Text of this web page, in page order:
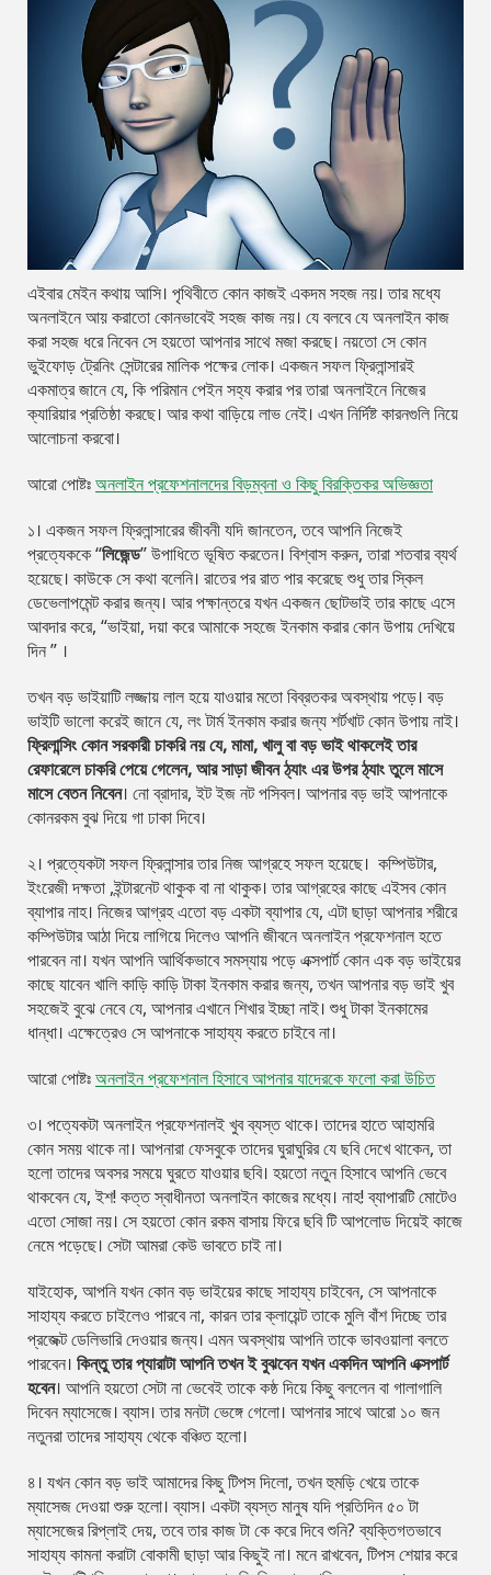
এইবার মেইন কথায় আসি। পৃথিবীতে কোন কাজই একদম সহজ নয়। তার মধ্যে
অনলাইনে আয় করাতো কোনভাবেই সহজ কাজ নয়। যে বলবে যে অনলাইন কাজ
করা সহজ ধরে নিবেন সে হয়তো আপনার সাথে মজা করছে। নয়তো সে কোন
ভুইফোড় ট্রেনিং সেন্টারের মালিক পক্ষের লোক। একজন সফল ফ্রিলান্সারই
একমাত্র জানে যে, কি পরিমান পেইন সহ্য করার পর তারা অনলাইনে নিজের
ক্যারিয়ার প্রতিষ্ঠা করছে। আর কথা বাড়িয়ে লাভ নেই। এখন নির্দিষ্ট কারনগুলি নিয়ে
আলোচনা করবো।
আরো পোষ্টঃঅনলাইন প্রফেশনালদের বিড়ম্বনা ও কিছু বিরক্তিকর অভিজ্ঞতা
১। একজন সফল ফ্রিলান্সারের জীবনী যদি জানতেন, তবে আপনি নিজেই
প্রত্যেককে “লিজেন্ড” উপাধিতে ভূষিত করতেন। বিশ্বাস করুন, তারা শতবার ব্যর্থ
হয়েছে। কাউকে সে কথা বলেনি। রাতের পর রাত পার করেছে শুধু তার স্কিল
ডেভেলাপমেন্ট করার জন্য। আর পক্ষান্তরে যখন একজন ছোটভাই তার কাছে এসে
আবদার করে, “ভাইয়া, দয়া করে আমাকে সহজে ইনকাম করার কোন উপায় দেখিয়ে
দিন ” ।
তখন বড় ভাইয়াটি লজ্জায় লাল হয়ে যাওয়ার মতো বিব্রতকর অবস্থায় পড়ে। বড়
ভাইটি ভালো করেই জানে যে, লং টার্ম ইনকাম করার জন্য শর্টখাট কোন উপায় নাই।
ফ্রিলান্সিং কোন সরকারী চাকরি নয় যে, মামা, খালু বা বড় ভাই থাকলেই তার
রেফারেলে চাকরি পেয়ে গেলেন, আর সাড়া জীবন ঠ্যাং এর উপর ঠ্যাং তুলে মাসে
মাসে বেতন নিবেন। নো ব্রাদার, ইট ইজ নট পসিবল। আপনার বড় ভাই আপনাকে
কোনরকম বুঝ দিয়ে গা ঢাকা দিবে।
২। প্রত্যেকটা সফল ফ্রিলান্সার তার নিজ আগ্রহে সফল হয়েছে। কম্পিউটার,
ইংরেজী দক্ষতা ,ইন্টারনেট থাকুক বা না থাকুক। তার আগ্রহের কাছে এইসব কোন
ব্যাপার নাহ। নিজের আগ্রহ এতো বড় একটা ব্যাপার যে, এটা ছাড়া আপনার শরীরে
কম্পিউটার আঠা দিয়ে লাগিয়ে দিলেও আপনি জীবনে অনলাইন প্রফেশনাল হতে
পারবেন না। যখন আপনি আর্থিকভাবে সমস্যায় পড়ে এক্সপার্ট কোন এক বড় ভাইয়ের
কাছে যাবেন খালি কাড়ি কাড়ি টাকা ইনকাম করার জন্য, তখন আপনার বড় ভাই খুব
সহজেই বুঝে নেবে যে, আপনার এখানে শিখার ইচ্ছা নাই। শুধু টাকা ইনকামের
ধান্ধা। এক্ষেত্রেও সে আপনাকে সাহায্য করতে চাইবে না।
আরো পোষ্টঃঅনলাইন প্রফেশনাল হিসাবে আপনার যাদেরকে ফলো করা উচিত
৩। পত্যেকটা অনলাইন প্রফেশনালই খুব ব্যস্ত থাকে। তাদের হাতে আহামরি
কোন সময় থাকে না। আপনারা ফেসবুকে তাদের ঘুরাঘুরির যে ছবি দেখে থাকেন, তা
হলো তাদের অবসর সময়ে ঘুরতে যাওয়ার ছবি। হয়তো নতুন হিসাবে আপনি ভেবে
থাকবেন যে, ইশ! কত্ত স্বাধীনতা অনলাইন কাজের মধ্যে। নাহ! ব্যাপারটি মোটেও
এতো সোজা নয়। সে হয়তো কোন রকম বাসায় ফিরে ছবি টি আপলোড দিয়েই কাজে
নেমে পড়েছে। সেটা আমরা কেউ ভাবতে চাই না।
যাইহোক, আপনি যখন কোন বড় ভাইয়ের কাছে সাহায্য চাইবেন, সে আপনাকে
সাহায্য করতে চাইলেও পারবে না, কারন তার ক্লায়েন্ট তাকে মুলি বাঁশ দিচ্ছে তার
প্রজেক্ট ডেলিভারি দেওয়ার জন্য। এমন অবস্থায় আপনি তাকে ভাবওয়ালা বলতে
পারবেন। কিন্তু তার প্যারাটা আপনি তখন ই বুঝবেন যখন একদিন আপনি এক্সপার্ট
হবেন। আপনি হয়তো সেটা না ভেবেই তাকে কষ্ঠ দিয়ে কিছু বললেন বা গালাগালি
দিবেন ম্যাসেজে। ব্যাস। তার মনটা ভেঙ্গে গেলো। আপনার সাথে আরো ১০ জন
নতুনরা তাদের সাহায্য থেকে বঞ্চিত হলো।
৪। যখন কোন বড় ভাই আমাদের কিছু টিপস দিলো, তখন হুমড়ি খেয়ে তাকে
ম্যাসেজ দেওয়া শুরু হলো। ব্যাস। একটা ব্যস্ত মানুষ যদি প্রতিদিন ৫০ টা
ম্যাসেজের রিপ্লাই দেয়, তবে তার কাজ টা কে করে দিবে শুনি? ব্যক্তিগতভাবে
সাহায্য কামনা করাটা বোকামী ছাড়া আর কিছুই না। মনে রাখবেন, টিপস শেয়ার করে